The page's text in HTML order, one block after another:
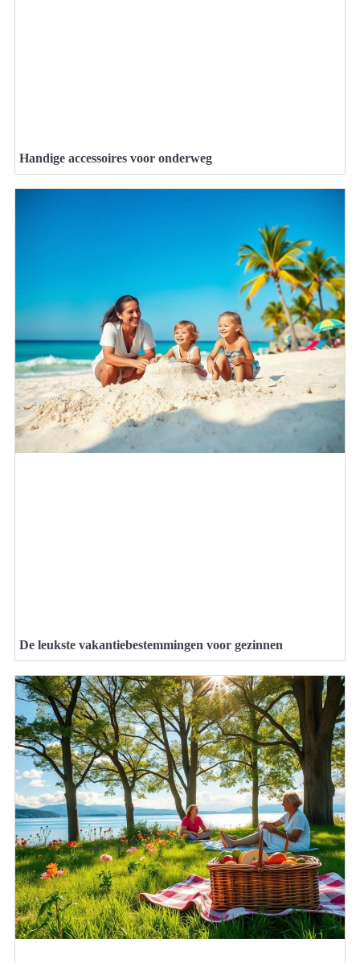
Handige accessoires voor onderweg
De leukste vakantiebestemmingen voor gezinnen